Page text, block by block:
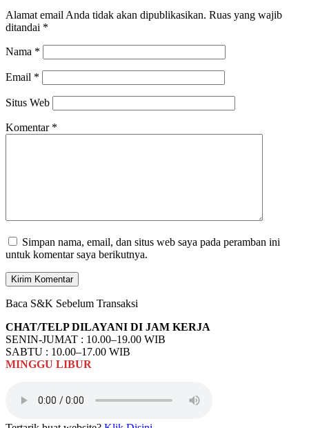
Alamat email Anda tidak akan dipublikasikan. Ruas yang wajib
ditandai *
Nama *
Email *
Situs Web
Komentar *
Simpan nama, email, dan situs web saya pada peramban ini
untuk komentar saya berikutnya.
Baca S&K Sebelum Transaksi
CHAT/TELP DILAYANI DI JAM KERJA
SENIN-JUMAT : 10.00–19.00 WIB
SABTU : 10.00–17.00 WIB
MINGGU LIBUR